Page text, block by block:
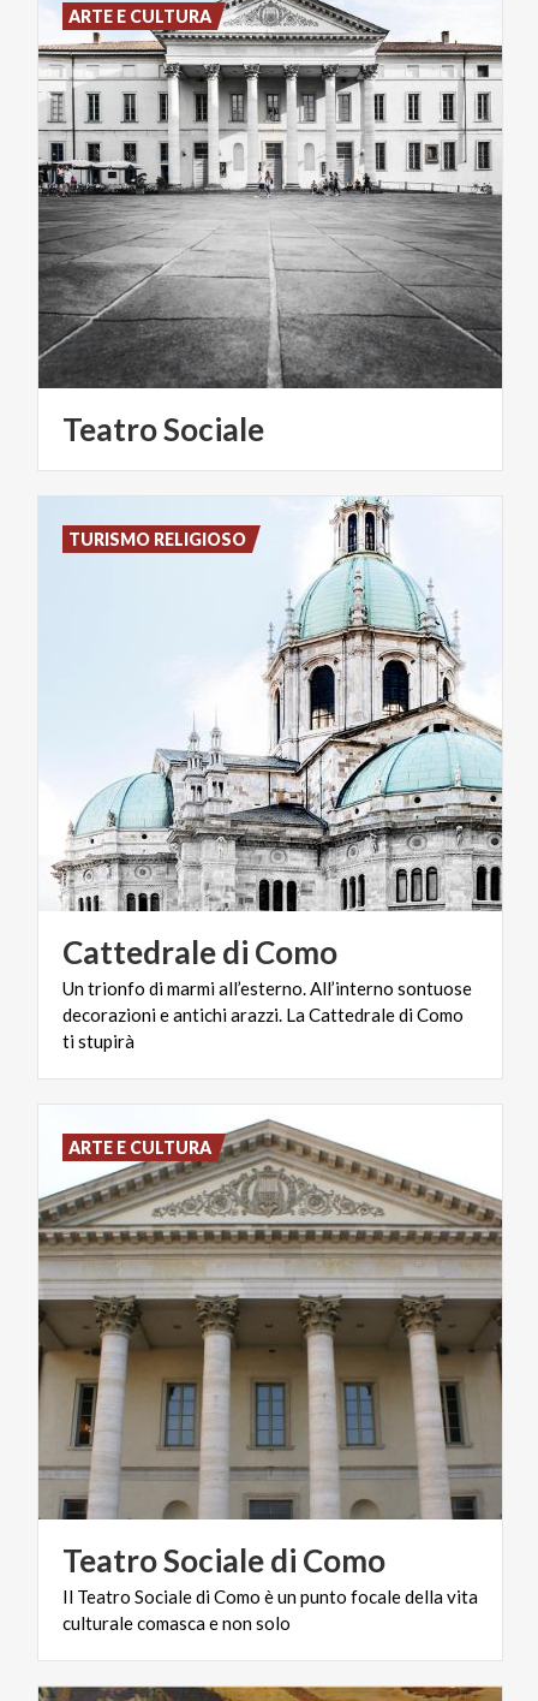
TeatroSociale
ARTE E CULTURA
Cattedraledi Como
Un trionfo di marmi all’esterno. All’interno sontuose
decorazioni e antichi arazzi. La Cattedrale di Como
ti stupirà
TURISMO RELIGIOSO
TeatroSocialedi Como
Il Teatro SocialediComo èunpunto focaledellavita
culturalecomascaenonsolo
ARTE E CULTURA